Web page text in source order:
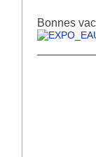
Bonnes